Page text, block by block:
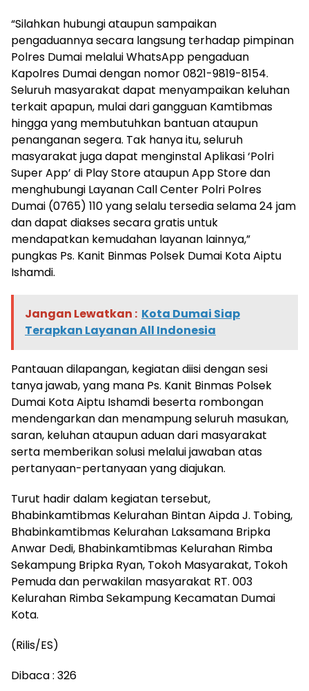
“Silahkan hubungi ataupun sampaikan
pengaduannya secara langsung terhadap pimpinan
Polres Dumai melalui WhatsApp pengaduan
Kapolres Dumai dengan nomor 0821-9819-8154.
Seluruh masyarakat dapat menyampaikan keluhan
terkait apapun, mulai dari gangguan Kamtibmas
hingga yang membutuhkan bantuan ataupun
penanganan segera. Tak hanya itu, seluruh
masyarakat juga dapat menginstal Aplikasi ‘Polri
Super App’ di Play Store ataupun App Store dan
menghubungi Layanan Call Center Polri Polres
Dumai (0765) 110 yang selalu tersedia selama 24 jam
dan dapat diakses secara gratis untuk
mendapatkan kemudahan layanan lainnya,”
pungkas Ps. Kanit Binmas Polsek Dumai Kota Aiptu
Ishamdi.
Jangan Lewatkan : Kota Dumai Siap
Terapkan Layanan All Indonesia
Pantauan dilapangan, kegiatan diisi dengan sesi
tanya jawab, yang mana Ps. Kanit Binmas Polsek
Dumai Kota Aiptu Ishamdi beserta rombongan
mendengarkan dan menampung seluruh masukan,
saran, keluhan ataupun aduan dari masyarakat
serta memberikan solusi melalui jawaban atas
pertanyaan-pertanyaan yang diajukan.
Turut hadir dalam kegiatan tersebut,
Bhabinkamtibmas Kelurahan Bintan Aipda J. Tobing,
Bhabinkamtibmas Kelurahan Laksamana Bripka
Anwar Dedi, Bhabinkamtibmas Kelurahan Rimba
Sekampung Bripka Ryan, Tokoh Masyarakat, Tokoh
Pemuda dan perwakilan masyarakat RT. 003
Kelurahan Rimba Sekampung Kecamatan Dumai
Kota.
(Rilis/ES)
Dibaca : 326